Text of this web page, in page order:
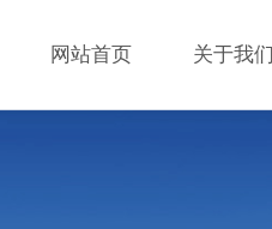
网站首页 关于我们